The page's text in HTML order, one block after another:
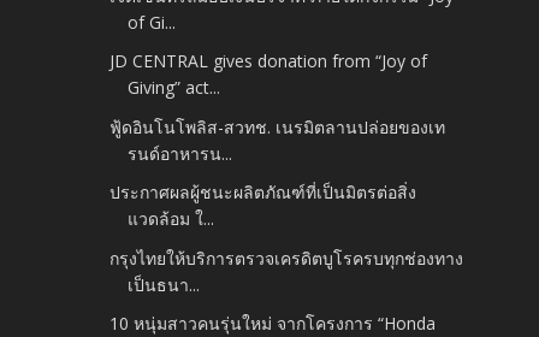
of Gi...
JD CENTRAL gives donation from “Joy of
Giving” act...
ฟู้ดอินโนโพลิส-สวทช. เนรมิตลานปล่อยของเท
รนด์อาหารน...
ประกาศผลผู้ชนะผลิตภัณฑ์ที่เป็นมิตรต่อสิ่ง
แวดล้อม ใ...
กรุงไทยให้บริการตรวจเครดิตบูโรครบทุกช่องทาง
เป็นธนา...
10 หนุ่มสาวคนรุ่นใหม่ จากโครงการ “Honda